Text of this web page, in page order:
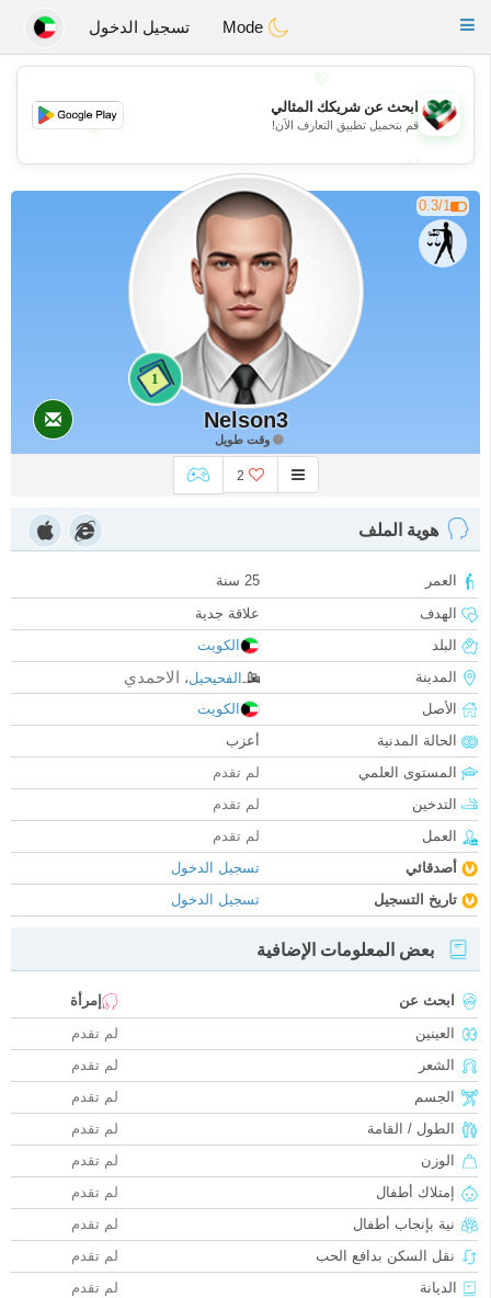
KuwaitChat
Toggle
تسجيل الدخول
💖
💕
💕
ابحث عن شريكك المثالي
قم بتحميل تطبيق التعارف الآن!
0.3/1
1
Nelson3
وقت طويل
2
هوية الملف
العمر
25 سنة
الهدف
علاقة جدية
البلد
الكويت
المدينة
الفحيحيل، الاحمدي
الأصل
الكويت
الحالة المدنية
أعزب
المستوى العلمي
لم تقدم
التدخين
لم تقدم
العمل
لم تقدم
أصدقائي
تسجيل الدخول
تاريخ التسجيل
تسجيل الدخول
بعض المعلومات الإضافية
ابحث عن
إمرأة
العينين
لم تقدم
الشعر
لم تقدم
الجسم
لم تقدم
الطول / القامة
لم تقدم
الوزن
لم تقدم
إمتلاك أطفال
لم تقدم
نية بإنجاب أطفال
لم تقدم
نقل السكن بدافع الحب
لم تقدم
الديانة
لم تقدم